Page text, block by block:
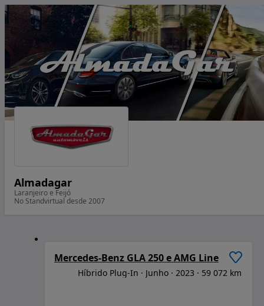
Almadagar
Laranjeiro e Feijó
No Standvirtual desde 2007
Mercedes-Benz GLA 250 e AMG Line
Híbrido Plug-In Junho 2023 59 072 km